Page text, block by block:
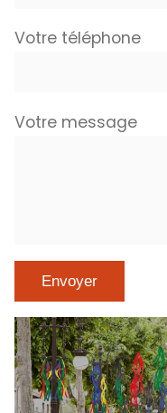
Votre téléphone
Votre message